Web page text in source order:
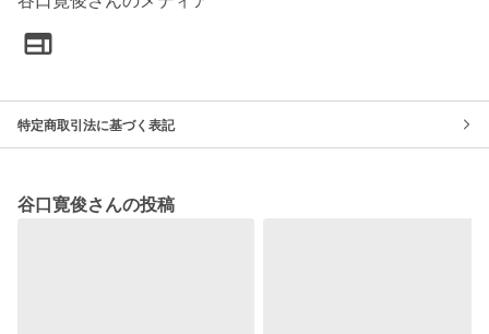
特定商取引法に基づく表記
谷口寛俊さんの投稿